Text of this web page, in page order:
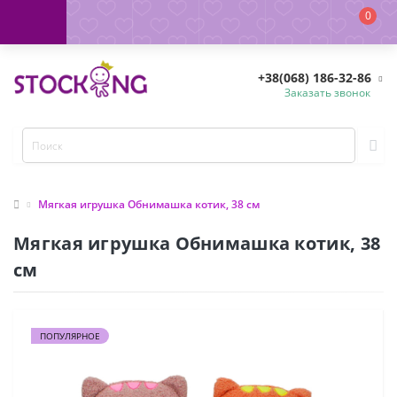
0
+38(068) 186-32-86
Заказать звонок
Мягкая игрушка Обнимашка котик, 38 см
Мягкая игрушка Обнимашка котик, 38
см
ПОПУЛЯРНОЕ